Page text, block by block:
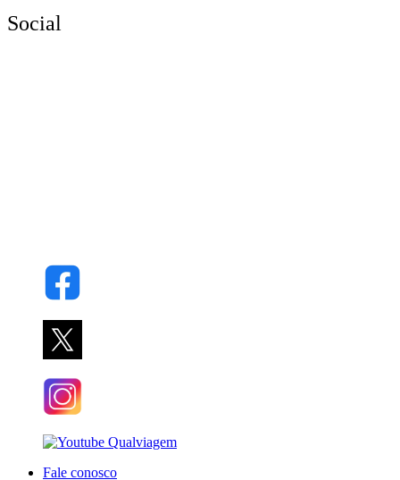
Social
Fale conosco